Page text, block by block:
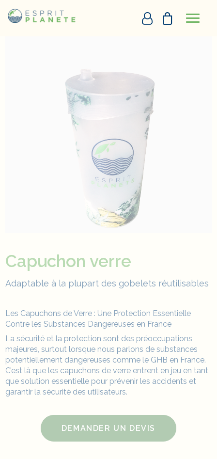
+33290097273
DEMANDE D’APPEL
Capuchon verre
Capuchon verre
Adaptable à la plupart des gobelets réutilisables
Les Capuchons de Verre : Une Protection Essentielle
Contre les Substances Dangereuses en France
La sécurité et la protection sont des préoccupations
majeures, surtout lorsque nous parlons de substances
potentiellement dangereuses comme le GHB en France.
C’est là que les capuchons de verre entrent en jeu en tant
que solution essentielle pour prévenir les accidents et
garantir la sécurité des utilisateurs.
DEMANDER UN DEVIS